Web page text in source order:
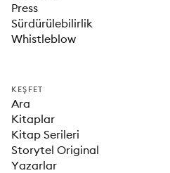
Press
Sürdürülebilirlik
Whistleblow
KEŞFET
Ara
Kitaplar
Kitap Serileri
Storytel Original
Yazarlar